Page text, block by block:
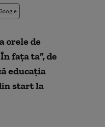
orele de
fața ta”, de
educația
start la